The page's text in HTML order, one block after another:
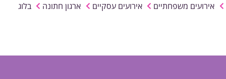
אירועים משפחתיים אירועים עסקיים ארגון חתונה בלוג